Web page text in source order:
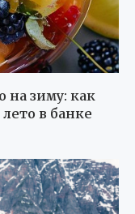
на зиму: как
в банке